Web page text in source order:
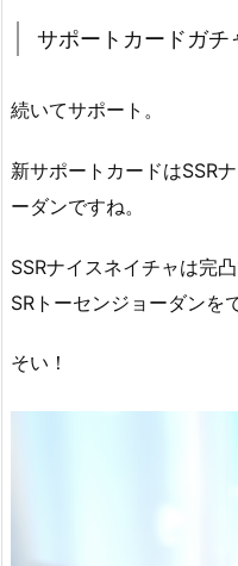
サポートカードガチ
続いてサポート。
新サポートカードはSSR
ーダンですね。
SSRナイスネイチャは完
SRトーセンジョーダンを
そい！